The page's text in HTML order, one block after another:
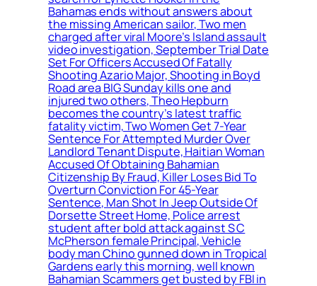
Bahamas ends without answers about
the missing American sailor, Two men
charged after viral Moore’s Island assault
video investigation, September Trial Date
Set For Officers Accused Of Fatally
Shooting Azario Major, Shooting in Boyd
Road area BIG Sunday kills one and
injured two others, Theo Hepburn
becomes the country’s latest traffic
fatality victim, Two Women Get 7-Year
Sentence For Attempted Murder Over
Landlord Tenant Dispute, Haitian Woman
Accused Of Obtaining Bahamian
Citizenship By Fraud, Killer Loses Bid To
Overturn Conviction For 45-Year
Sentence, Man Shot In Jeep Outside Of
Dorsette Street Home, Police arrest
student after bold attack against S C
McPherson female Principal, Vehicle
body man Chino gunned down in Tropical
Gardens early this morning, well known
Bahamian Scammers get busted by FBI in